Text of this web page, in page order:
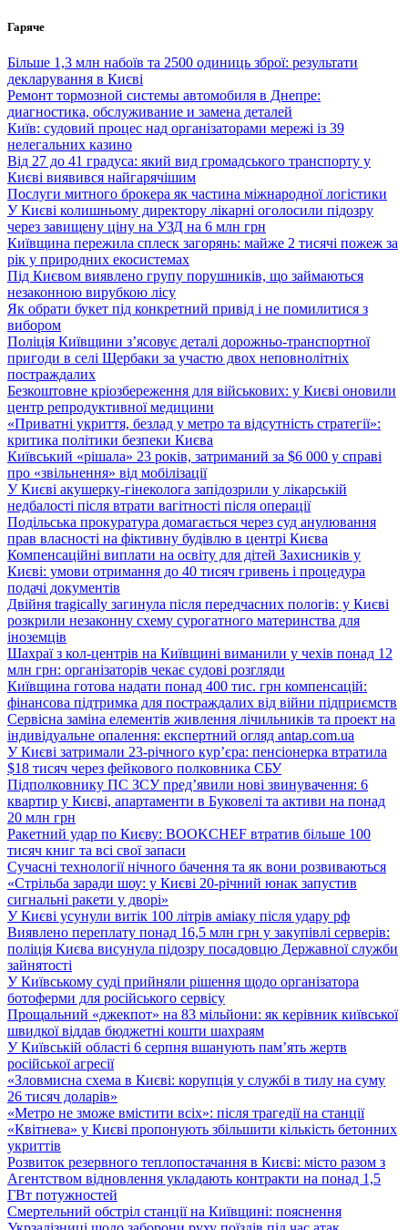
Перейти
вмісту
Гаряче
Більше 1,3 млн набоїв та 2500 одиниць зброї: результати
декларування в Києві
Ремонт тормозной системы автомобиля в Днепре:
диагностика, обслуживание и замена деталей
Київ: судовий процес над організаторами мережі із 39
нелегальних казино
Від 27 до 41 градуса: який вид громадського транспорту у
Києві виявився найгарячішим
Послуги митного брокера як частина міжнародної логістики
У Києві колишньому директору лікарні оголосили підозру
через завищену ціну на УЗД на 6 млн грн
Київщина пережила сплеск загорянь: майже 2 тисячі пожеж за
рік у природних екосистемах
Під Києвом виявлено групу порушників, що займаються
незаконною вирубкою лісу
Як обрати букет під конкретний привід і не помилитися з
вибором
Поліція Київщини з’ясовує деталі дорожньо-транспортної
пригоди в селі Щербаки за участю двох неповнолітніх
постраждалих
Безкоштовне кріозбереження для військових: у Києві оновили
центр репродуктивної медицини
«Приватні укриття, безлад у метро та відсутність стратегії»:
критика політики безпеки Києва
Київський «рішала» 23 років, затриманий за $6 000 у справі
про «звільнення» від мобілізації
У Києві акушерку-гінеколога запідозрили у лікарській
недбалості після втрати вагітності після операції
Подільська прокуратура домагається через суд анулювання
прав власності на фіктивну будівлю в центрі Києва
Компенсаційні виплати на освіту для дітей Захисників у
Києві: умови отримання до 40 тисяч гривень і процедура
подачі документів
Двійня tragically загинула після передчасних пологів: у Києві
розкрили незаконну схему сурогатного материнства для
іноземців
Шахраї з кол-центрів на Київщині виманили у чехів понад 12
млн грн: організаторів чекає судові розгляди
Київщина готова надати понад 400 тис. грн компенсацій:
фінансова підтримка для постраждалих від війни підприємств
Сервісна заміна елементів живлення лічильників та проект на
індивідуальне опалення: експертний огляд antap.com.ua
У Києві затримали 23-річного кур’єра: пенсіонерка втратила
$18 тисяч через фейкового полковника СБУ
Підполковнику ПС ЗСУ пред’явили нові звинувачення: 6
квартир у Києві, апартаменти в Буковелі та активи на понад
20 млн грн
Ракетний удар по Києву: BOOKCHEF втратив більше 100
тисяч книг та всі свої запаси
Сучасні технології нічного бачення та як вони розвиваються
«Стрільба заради шоу: у Києві 20-річний юнак запустив
сигнальні ракети у дворі»
У Києві усунули витік 100 літрів аміаку після удару рф
Виявлено переплату понад 16,5 млн грн у закупівлі серверів:
поліція Києва висунула підозру посадовцю Державної служби
зайнятості
У Київському суді прийняли рішення щодо організатора
ботоферми для російського сервісу
Прощальний «джекпот» на 83 мільйони: як керівник київської
швидкої віддав бюджетні кошти шахраям
У Київській області 6 серпня вшанують пам’ять жертв
російської агресії
«Зловмисна схема в Києві: корупція у службі в тилу на суму
26 тисяч доларів»
«Метро не зможе вмістити всіх»: після трагедії на станції
«Квітнева» у Києві пропонують збільшити кількість бетонних
укриттів
Розвиток резервного теплопостачання в Києві: місто разом з
Агентством відновлення укладають контракти на понад 1,5
ГВт потужностей
Смертельний обстріл станції на Київщині: пояснення